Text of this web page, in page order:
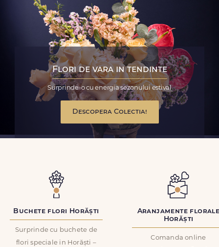
Flori de vara in tendinte
Surprinde-o cu energia sezonului estival
Descopera Colectia!
Buchete flori Horăști
Surprinde cu buchete de
flori speciale in Horăști –
Aranjamente
Horăști
Comanda online